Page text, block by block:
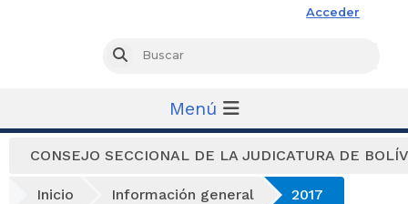
Acceder
Buscar
Menú
CONSEJO SECCIONAL DE LA JUDICATURA DE
Inicio Información general 2017